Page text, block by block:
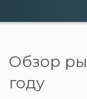
Обзор
году